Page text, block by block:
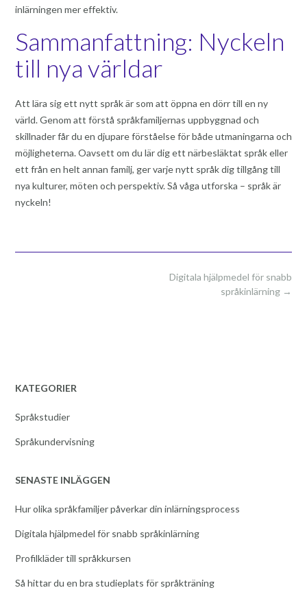
inlärningen mer effektiv.
Sammanfattning: Nyckeln
till nya världar
Att lära sig ett nytt språk är som att öppna en dörr till en ny
värld. Genom att förstå språkfamiljernas uppbyggnad och
skillnader får du en djupare förståelse för både utmaningarna och
möjligheterna. Oavsett om du lär dig ett närbesläktat språk eller
ett från en helt annan familj, ger varje nytt språk dig tillgång till
nya kulturer, möten och perspektiv. Så våga utforska – språk är
nyckeln!
Digitala hjälpmedel för snabb
språkinlärning →
KATEGORIER
Språkstudier
Språkundervisning
SENASTE INLÄGGEN
Hur olika språkfamiljer påverkar din inlärningsprocess
Digitala hjälpmedel för snabb språkinlärning
Profilkläder till språkkursen
Så hittar du en bra studieplats för språkträning